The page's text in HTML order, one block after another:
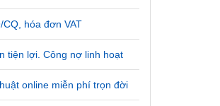
hóa đơn VAT
tiện lợi. Công nợ linh hoạt
online miễn phí trọn đời